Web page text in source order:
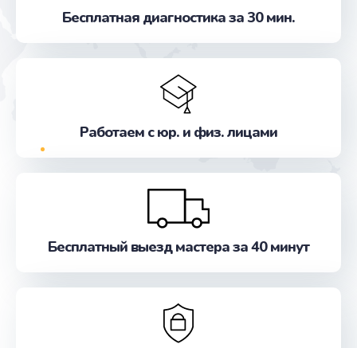
Исправление "китайского" русского перевода
Заказать
Прошивка
Обновление ПО
от 500 руб.
Замена лампы
Заказать
Бесплатная диагностика за 30 мин.
Работаем с юр. и физ. лицами
Бесплатный выезд мастера за 40 минут